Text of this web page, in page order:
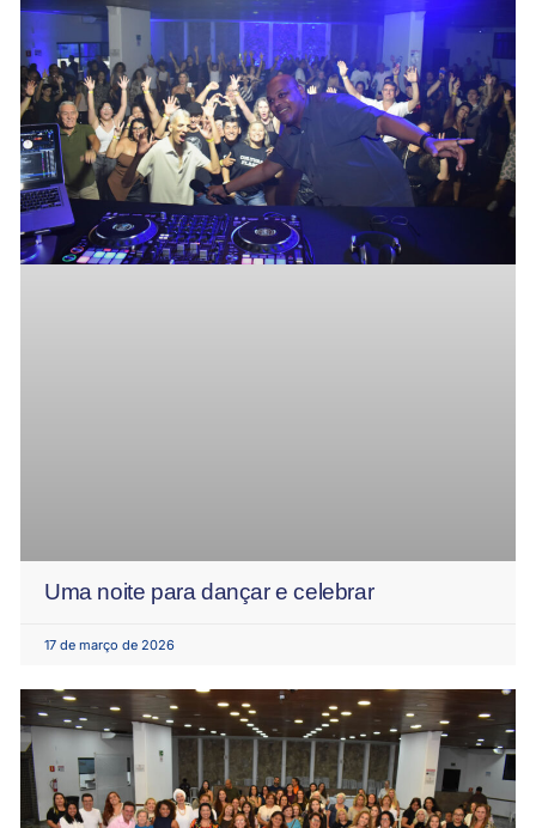
Uma noite para dançar e celebrar
17 de março de 2026